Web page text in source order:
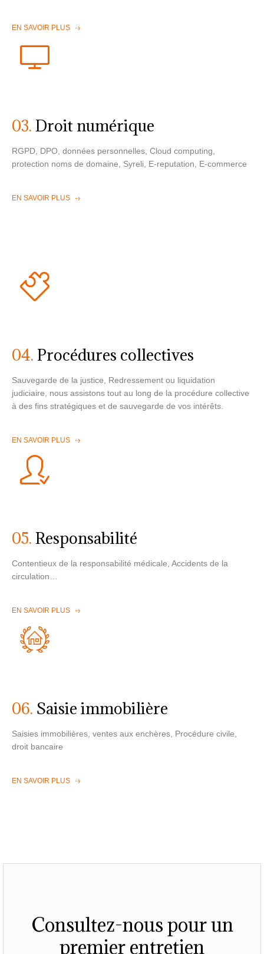
EN SAVOIR PLUS
03. Droit numérique
RGPD, DPO, données personnelles, Cloud computing,
protection noms de domaine, Syreli, E-reputation, E-commerce
EN SAVOIR PLUS
04. Procédures collectives
Sauvegarde de la justice, Redressement ou liquidation
judiciaire, nous assistons tout au long de la procédure collective
à des fins stratégiques et de sauvegarde de vos intérêts.
EN SAVOIR PLUS
05. Responsabilité
Contentieux de la responsabilité médicale, Accidents de la
circulation…
EN SAVOIR PLUS
06. Saisie immobilière
Saisies immobilières, ventes aux enchères, Procédure civile,
droit bancaire
EN SAVOIR PLUS
Consultez-nous pour un
premier entretien